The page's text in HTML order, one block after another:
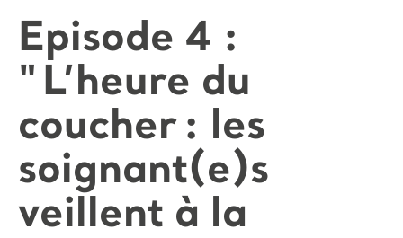
Episode 4 :
" L’heure du
coucher : les
soignant(e)s
veillent à la